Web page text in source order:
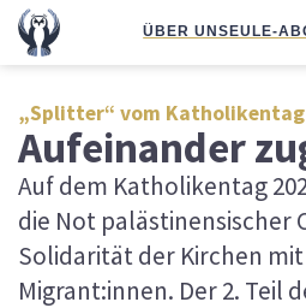
ÜBER UNSEULE-
„Splitter“ vom Katholikentag
Aufeinander
Auf dem Katholikentag
die Not palästinensischer
Solidarität der Kirchen
Migrant:innen. Der 2. Teil